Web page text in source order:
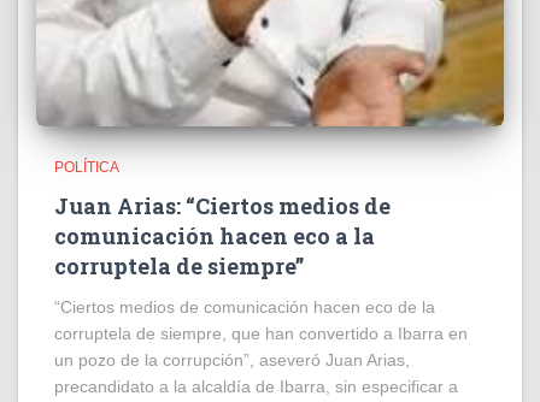
POLÍTICA
Juan Arias: “Ciertos medios de
comunicación hacen eco a la
corruptela de siempre”
“Ciertos medios de comunicación hacen eco de la
corruptela de siempre, que han convertido a Ibarra en
un pozo de la corrupción”, aseveró Juan Arias,
precandidato a la alcaldía de Ibarra, sin especificar a